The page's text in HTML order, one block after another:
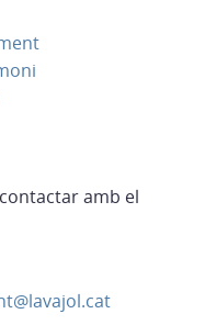
amb el